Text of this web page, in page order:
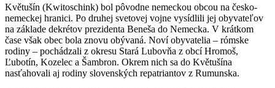
Květušín (Kwitoschink) bol pôvodne nemeckou obcou na česko-
nemeckej hranici. Po druhej svetovej vojne vysídlili jej obyvateľov
na základe dekrétov prezidenta Beneša do Nemecka. V krátkom
čase však obec bola znovu obývaná. Noví obyvatelia – rómske
rodiny – pochádzali z okresu Stará Lubovňa z obcí Hromoš,
Ľubotín, Kozelec a Šambron. Okrem nich sa do Květušína
nasťahovali aj rodiny slovenských repatriantov z Rumunska.